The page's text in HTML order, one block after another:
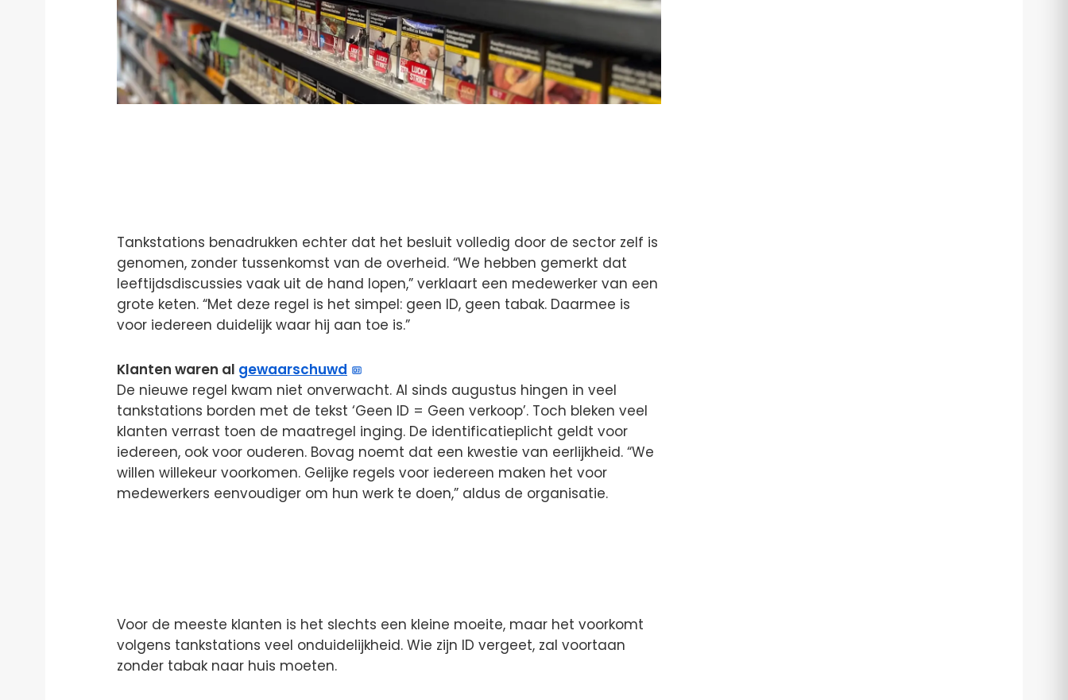
Tankstations benadrukken echter dat het besluit volledig door de sector zelf is
genomen, zonder tussenkomst van de overheid. “We hebben gemerkt dat
leeftijdsdiscussies vaak uit de hand lopen,” verklaart een medewerker van een
grote keten. “Met deze regel is het simpel: geen ID, geen tabak. Daarmee is
voor iedereen duidelijk waar hij aan toe is.”
Klanten waren al gewaarschuwd
De nieuwe regel kwam niet onverwacht. Al sinds augustus hingen in veel
tankstations borden met de tekst ‘Geen ID = Geen verkoop’. Toch bleken veel
klanten verrast toen de maatregel inging. De identificatieplicht geldt voor
iedereen, ook voor ouderen. Bovag noemt dat een kwestie van eerlijkheid. “We
willen willekeur voorkomen. Gelijke regels voor iedereen maken het voor
medewerkers eenvoudiger om hun werk te doen,” aldus de organisatie.
Voor de meeste klanten is het slechts een kleine moeite, maar het voorkomt
volgens tankstations veel onduidelijkheid. Wie zijn ID vergeet, zal voortaan
zonder tabak naar huis moeten.